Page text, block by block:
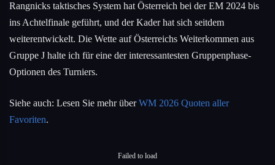
Rangnicks taktisches System hat Österreich bei der EM 2024 bis
ins Achtelfinale geführt, und der Kader hat sich seitdem
weiterentwickelt. Die Wette auf Österreichs Weiterkommen aus
Gruppe J halte ich für eine der interessantesten Gruppenphase-
Optionen des Turniers.
Siehe auch: Lesen Sie mehr überWM 2026 Quoten aller
Favoriten.
Failed to load